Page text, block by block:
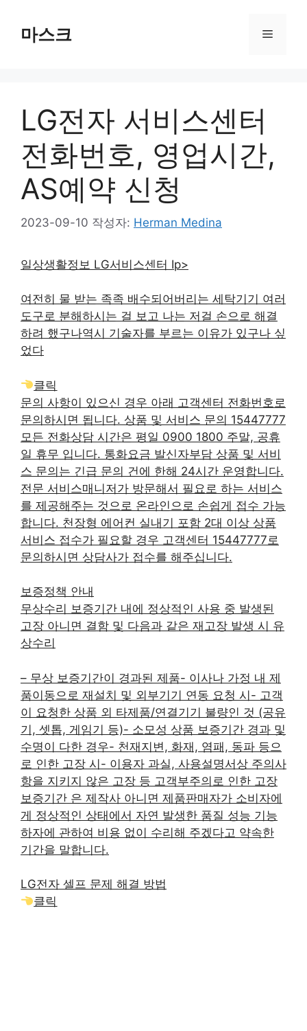
마스크 메
LG전자 서비스센터
전화번호, 영업시간,
AS예약 신청
2023-09-10 작성자: Herman Medina
일상생활정보 LG서비스센터 Ip>
여전히 물 받는 족족 배수되어버리는 세탁기기 여러
도구로 분해하시는 걸 보고 나는 저걸 손으로 해결
하려 했구나역시 기술자를 부르는 이유가 있구나 싶
었다
클릭
문의 사항이 있으신 경우 아래 고객센터 전화번호로
문의하시면 됩니다. 상품 및 서비스 문의 15447777
모든 전화상담 시간은 평일 0900 1800 주말, 공휴
일 휴무 입니다. 통화요금 발신자부담 상품 및 서비
스 문의는 긴급 문의 건에 한해 24시간 운영합니다.
전문 서비스매니저가 방문해서 필요로 하는 서비스
를 제공해주는 것으로 온라인으로 손쉽게 접수 가능
합니다. 천장형 에어컨 실내기 포함 2대 이상 상품
서비스 접수가 필요할 경우 고객센터 15447777로
문의하시면 상담사가 접수를 해주십니다.
보증정책 안내
무상수리 보증기간 내에 정상적인 사용 중 발생된
고장 아니면 결함 및 다음과 같은 재고장 발생 시 유
상수리
– 무상 보증기간이 경과된 제품- 이사나 가정 내 제
품이동으로 재설치 및 외부기기 연동 요청 시- 고객
이 요청한 상품 외 타제품/연결기기 불량인 것 (공유
기, 셋톱, 게임기 등)- 소모성 상품 보증기간 경과 및
수명이 다한 경우- 천재지변, 화재, 염패, 동파 등으
로 인한 고장 시- 이용자 과실, 사용설명서상 주의사
항을 지키지 않은 고장 등 고객부주의로 인한 고장
보증기간 은 제작사 아니면 제품판매자가 소비자에
게 정상적인 상태에서 자연 발생한 품질 성능 기능
하자에 관하여 비용 없이 수리해 주겠다고 약속한
기간을 말합니다.
LG전자 셀프 문제 해결 방법
클릭